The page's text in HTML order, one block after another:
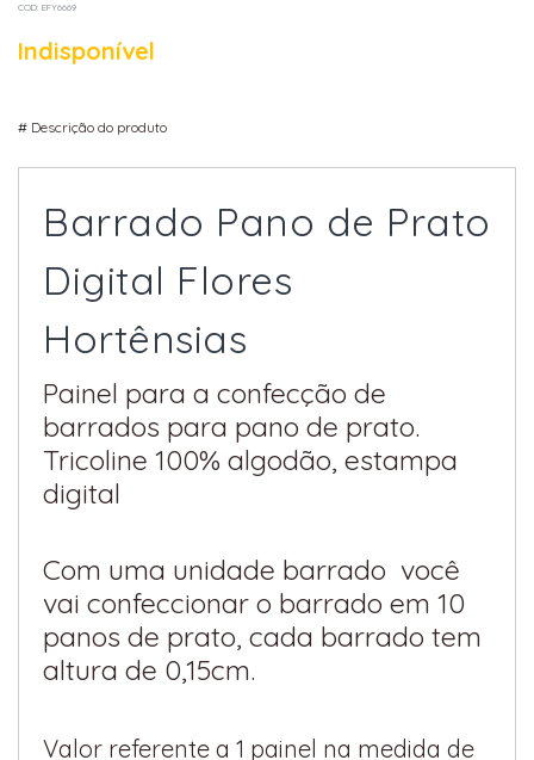
COD: EFY6669
Indisponível
# Descrição do produto
Barrado Pano de Prato
Digital Flores
Hortênsias
Painel para a confecção de
barrados para pano de prato.
Tricoline 100% algodão, estampa
digital
Com uma unidade barrado você
vai confeccionar o barrado em 10
panos de prato, cada barrado tem
altura de 0,15cm.
Valor referente a 1 painel na medida de